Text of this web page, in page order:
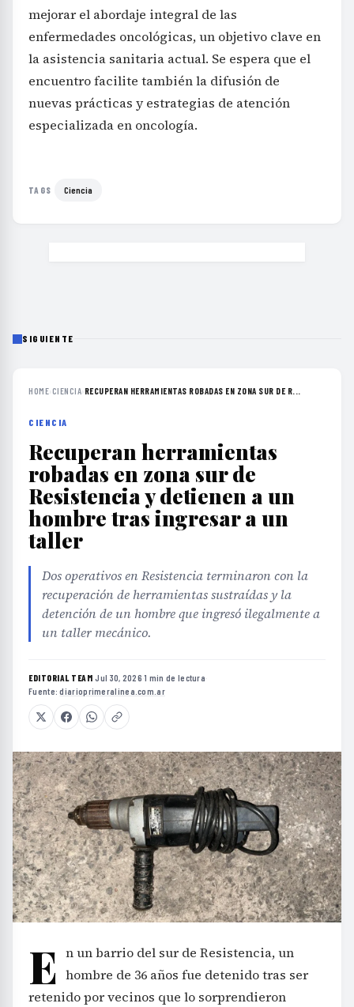
mejorar el abordaje integral de las
enfermedades oncológicas, un objetivo clave en
la asistencia sanitaria actual. Se espera que el
encuentro facilite también la difusión de
nuevas prácticas y estrategias de atención
especializada en oncología.
TAGS Ciencia
SIGUIENTE
HOME›CIENCIA› RECUPERAN HERRAMIENTAS ROBADAS EN ZONA SUR DE R...
CIENCIA
Recuperan herramientas
robadas en zona sur de
Resistencia y detienen a un
hombre tras ingresar a un
taller
Dos operativos en Resistencia terminaron con la
recuperación de herramientas sustraídas y la
detención de un hombre que ingresó ilegalmente a
un taller mecánico.
EDITORIAL TEAM·Jul 30, 2026·1 min de lectura·
Fuente:diarioprimeralinea.com.ar
E n un barrio del sur de Resistencia, un
hombre de 36 años fue detenido tras ser
retenido por vecinos que lo sorprendieron